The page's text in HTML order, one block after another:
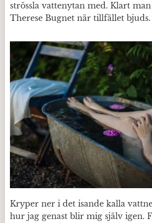
strössla vattenytan med. Klart
Therese Bugnet när tillfället bjuds.
Kryper ner i det isande kalla
hur jag genast blir mig själv igen.